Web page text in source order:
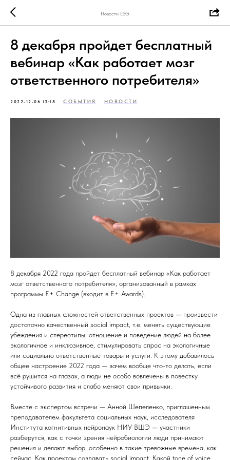
Новости ESG
8 декабря пройдет бесплатный
вебинар «Как работает мозг
ответственного потребителя»
2022-12-06 13:18 СОБЫТИЯ НОВОСТИ
8 декабря 2022 года пройдет бесплатный вебинар «Как работает
мозг ответственного потребителя», организованный в рамках
программы E+ Change (входит в E+ Awards).
Одна из главных сложностей ответственных проектов — произвести
достаточно качественный social impact, т.е. менять существующие
убеждения и стереотипы, отношение и поведение людей на более
экологичное и инклюзивное, стимулировать спрос на экологичные
или социально ответственные товары и услуги. К этому добавилось
общее настроение 2022 года — зачем вообще что-то делать, если
всё рушится на глазах, а люди не особо вовлечены в повестку
устойчивого развития и слабо меняют свои привычки.
Вместе с экспертом встречи — Анной Шепеленко, приглашенным
преподавателем факультета социальных наук, исследователя
Института когнитивных нейронаук НИУ ВШЭ — участники
разберутся, как с точки зрения нейробиологии люди принимают
решения и делают выбор, особенно в такие тревожные времена, как
сейчас. Как проектам создавать social impact. Какой tone of voice